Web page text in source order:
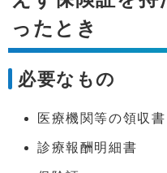
ったとき
必要なもの
医療機関等の領収書
診療報酬明細書